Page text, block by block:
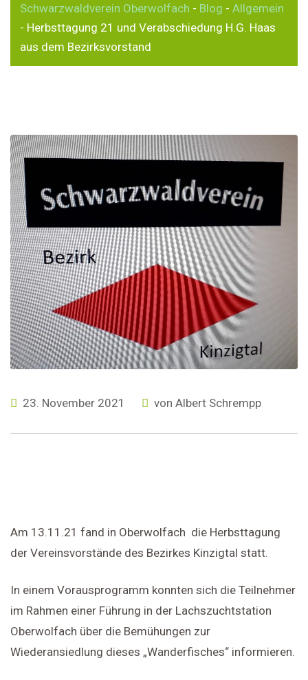
Schwarzwaldverein Oberwolfach - Blog - Allgemein
- Herbsttagung 21 und Verabschiedung H.G. Haas
aus dem Bezirksvorstand
23. November 2021 von Albert Schrempp
Am 13.11.21 fand in Oberwolfach die Herbsttagung
der Vereinsvorstände des Bezirkes Kinzigtal statt.
In einem Vorausprogramm konnten sich die Teilnehmer
im Rahmen einer Führung in der Lachszuchtstation
Oberwolfach über die Bemühungen zur
Wiederansiedlung dieses „Wanderfisches“ informieren.